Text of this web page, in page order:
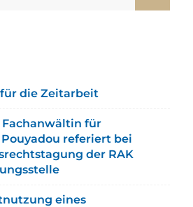
die Zeitarbeit
Fachanwältin für
referiert bei
der RAK
eines